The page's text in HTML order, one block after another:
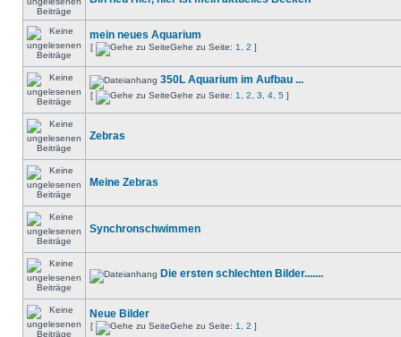
mein neues Aquarium
[ Gehe zu Seite: 1 2 ]
350L Aquarium im Aufbau ...
[ Gehe zu Seite: 1 2 3 4 5 ]
Zebras
Meine Zebras
Synchronschwimmen
Die ersten schlechten Bilder.......
Neue Bilder
[ Gehe zu Seite: 1 2 ]